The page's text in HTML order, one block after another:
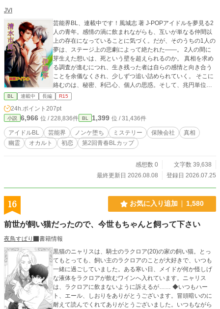
JVI
芸能界BL、連載中です！風城志 著 J-POPアイドルを夢見る2
人の青年。感情の渦に飲まれながらも、互いが単なる仲間以
上の存在になっていることに気づく。だが、そのうちの1人の
夢は、ステージ上の悲劇によって絶たれた――。 2人の間に
芽生えた想いは、死という壁を超えられるのか。 真相を求め
る調査が進むにつれ、生き残った者は自らの感情と向き合う
ことを余儀なくされ、少しずつ追い詰められていく。 そこに
絡むのは、秘密、利己心、個人の思惑。そして、兆円単位の
保険金をめぐる企業の闇が、彼の未来をも脅かし始める―
―。 ----------------------------------------------------------- 【第2回青
春BLカップ エントリーのお知らせ】初日から11位！ いつも
『幽霊アイドル』をお読みいただき、誠にありがとうござい
ます。 このたび、当作品『幽霊アイドル』を、アルファポリ
ス主催の「第2回青春BLカップ」にエントリーいたしまし
た。 エントリー初日から、なんと総合ランキング11位という
頃から応援してくださる読者の皆さまのおかげです。心より
感謝申し上げます。 コンテストの期間中は、皆さまの「読
援していただけますと幸いです。 ブックマーク・★評価・コ
メント、すべてが風城志の大きな励みになります。 どうぞ、
ドル』 連載中
BL 連載中 長編 R15
24h.ポイント 207pt
小説 6,966 位 / 228,836件 BL 1,399 位 / 31,436件
アイドルBL 芸能界 ノンケ堕ち ミステリー 保険会社
真相
幽霊
オカルト 初恋 第2回青春BLカップ
感想数 0
文字数 39,638
最終更新日 2026.08.08
登録日 2026.07.25
16 お気に入り追加 1,580
前世が飼い猫だったので、今世もちゃんと飼って下さい
夜鳥すぱり
書籍情報
黒猫のニャリスは、騎士のラクロア(20)の家の飼い猫。とっ
てもとっても、飼い主のラクロアのことが大好きで、いつも
一緒に過ごしていました。ある寒い日、メイドが何か怪しげ
な液体をラクロアが飲むワインへ入れています。ニャリス
は、ラクロアに飲まないように訴えるが…… ◆いつもハー
ト、エール、しおりをありがとうございます。冒頭暗いのに
耐えて読んでくれてありがとうございました。いつもながら